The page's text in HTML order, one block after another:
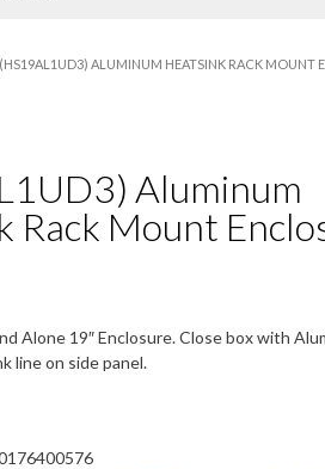
ALUMINUM HEATSINK RACK MOUNT
Aluminum
Rack Mount
Alone 19″ Enclosure. Close box with
line on side panel.